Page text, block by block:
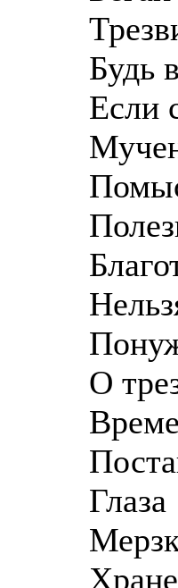
Будь
Если
О
Глаза